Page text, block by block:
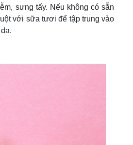
sưng tấy. Nếu không có sẵn
với sữa tươi để tập trung vào